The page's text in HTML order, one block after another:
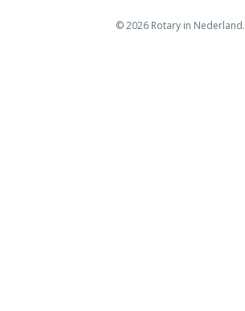
© 2026 Rotary in Nederland.